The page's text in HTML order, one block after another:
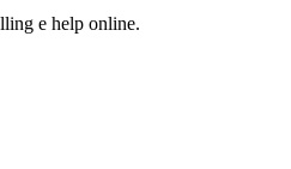
e help online.